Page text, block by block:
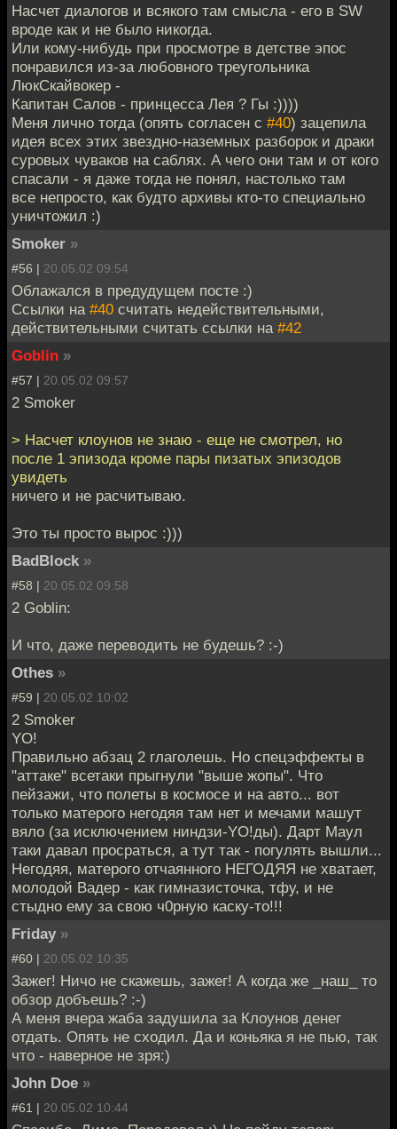
Насчет диалогов и всякого там смысла - его в SW
вроде как и не было никогда.
Или кому-нибудь при просмотре в детстве эпос
понравился из-за любовного треугольника
ЛюкСкайвокер -
Капитан Салов - принцесса Лея ? Гы :))))
Меня лично тогда (опять согласен с #40) зацепила
идея всех этих звездно-наземных разборок и драки
суровых чуваков на саблях. А чего они там и от кого
спасали - я даже тогда не понял, настолько там
все непросто, как будто архивы кто-то специально
уничтожил :)
Smoker »
#56 | 20.05.02 09:54
Облажался в предудущем посте :)
Ссылки на #40 считать недействительными,
действительными считать ссылки на #42
Goblin »
#57 | 20.05.02 09:57
2 Smoker
> Насчет клоунов не знаю - еще не смотрел, но
после 1 эпизода кроме пары пизатых эпизодов
увидеть
ничего и не расчитываю.
Это ты просто вырос :)))
BadBlock »
#58 | 20.05.02 09:58
2 Goblin:
И что, даже переводить не будешь? :-)
Othes »
#59 | 20.05.02 10:02
2 Smoker
YO!
Правильно абзац 2 глаголешь. Но спецэффекты в
"аттаке" всетаки прыгнули "выше жопы". Что
пейзажи, что полеты в космосе и на авто... вот
только матерого негодяя там нет и мечами машут
вяло (за исключением ниндзи-YO!ды). Дарт Маул
таки давал просраться, а тут так - погулять вышли...
Негодяя, матерого отчаянного НЕГОДЯЯ не хватает,
молодой Вадер - как гимназисточка, тфу, и не
стыдно ему за свою ч0рную каску-то!!!
Friday »
#60 | 20.05.02 10:35
Зажег! Ничо не скажешь, зажег! А когда же _наш_ то
обзор добъешь? :-)
А меня вчера жаба задушила за Клоунов денег
отдать. Опять не сходил. Да и коньяка я не пью, так
что - наверное не зря:)
John Doe »
#61 | 20.05.02 10:44